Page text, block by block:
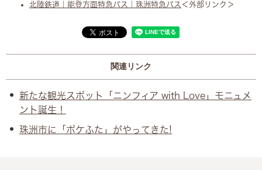
北陸鉄道｜能登方面特急バス｜珠洲特急バス ＜外部リンク＞
関連リンク
新たな観光スポット「ニンフィア with Love」モニュメ
ント誕生！
珠洲市に「ポケふた」がやってきた!